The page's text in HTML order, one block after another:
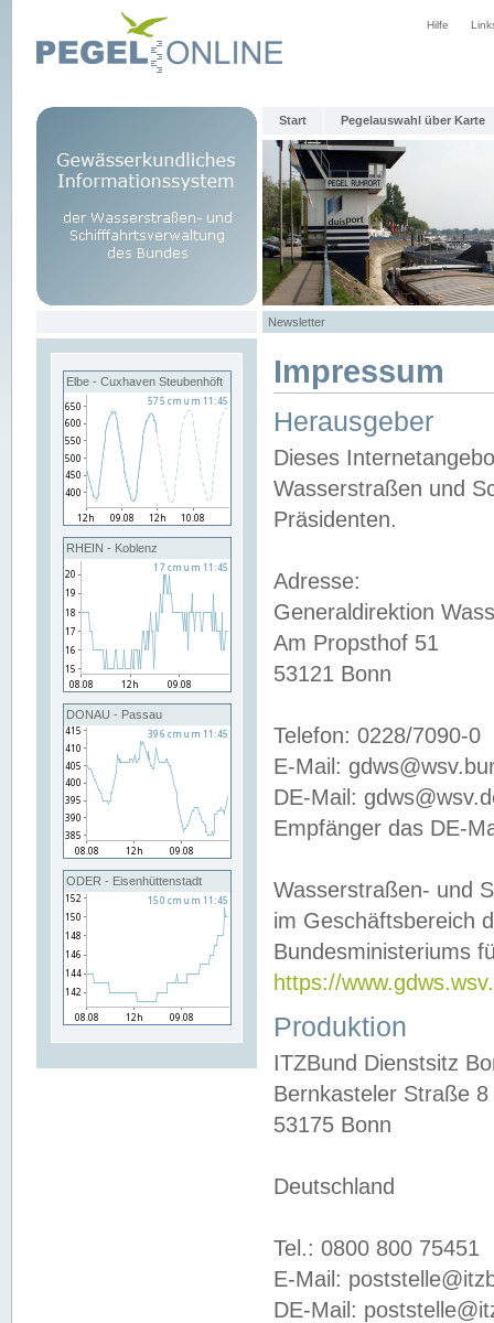
Hilfe
Start Pegelauswahl über Karte
Newsletter
Elbe - Cuxhaven Steubenhöft
RHEIN - Koblenz
DONAU - Passau
ODER - Eisenhüttenstadt
Impressum
Herausgeber
Dieses
Wasserstraßen und
Präsidenten.
Adresse:
Generaldirektion
Am Propsthof 51
53121 Bonn
Telefon: 0228/7090-0
E-Mail:
DE-Mail:
Empfänger das DE-
Wasserstraßen- und
im Geschäftsbereich
Bundesministeriums
https://
Produktion
ITZBund Dienstsitz
Bernkasteler Straße 8
53175 Bonn
Deutschland
Tel.: 0800 800 75451
E-Mail:
DE-Mail: